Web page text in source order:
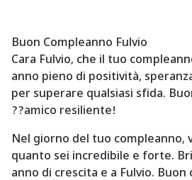
Buon Compleanno Fulvio
Cara Fulvio, che il tuo
anno pieno di positività,
per superare qualsiasi sfida.
??amico resiliente!
Nel giorno del tuo compleanno,
quanto sei incredibile e forte.
anno di crescita e a Fulvio. Buon